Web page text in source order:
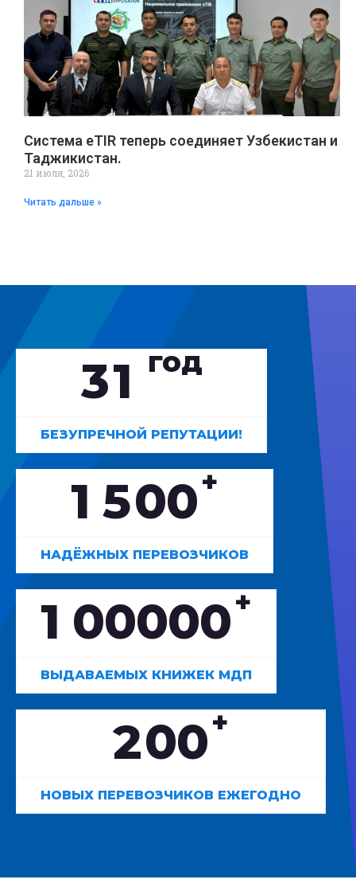
Система eTIR теперь соединяет Узбекистан и
Таджикистан.
21 июля, 2026
Читать дальше »
31 год
БЕЗУПРЕЧНОЙ РЕПУТАЦИИ!
1 500+
НАДЁЖНЫХ ПЕРЕВОЗЧИКОВ
1 00000+
ВЫДАВАЕМЫХ КНИЖЕК МДП
200+
НОВЫХ ПЕРЕВОЗЧИКОВ ЕЖЕГОДНО